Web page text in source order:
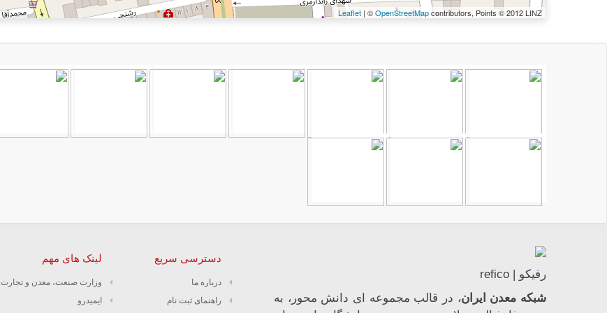
Leaflet | ©OpenStreetMapcontributors, Points © 2012 LINZ
رفیکو | refico
شبکه معدن ایران، در قالب مجموعه ای دانش محور، به
دسترسی سریع
درباره ما
راهنمای ثبت نام
لینک های مهم
وزارت صنعت، معدن و تجارت
ایمیدرو